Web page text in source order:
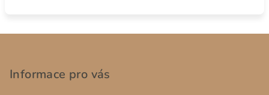
Informace pro vás